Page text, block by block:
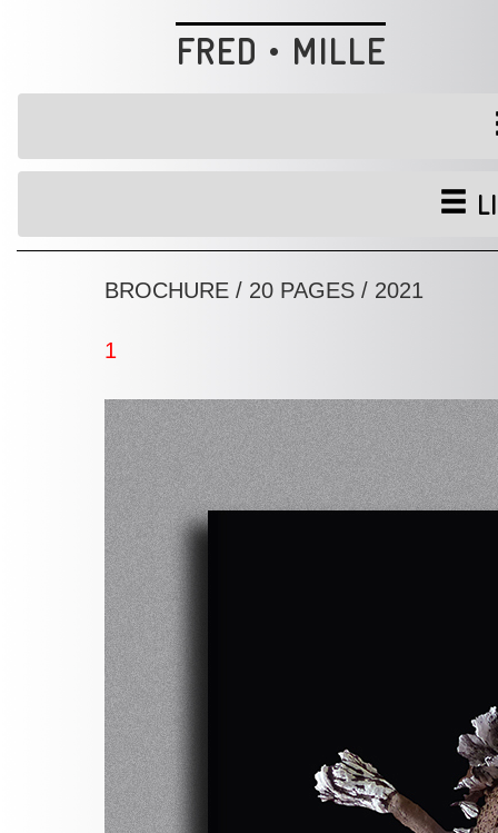
FRED • MILLE
BROCHURE / 20 PAGES / 2021
1